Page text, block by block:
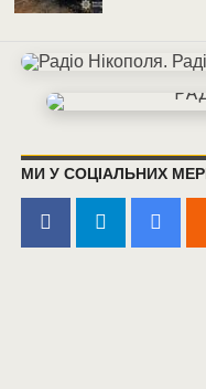
МИ У СОЦІАЛЬНИХ